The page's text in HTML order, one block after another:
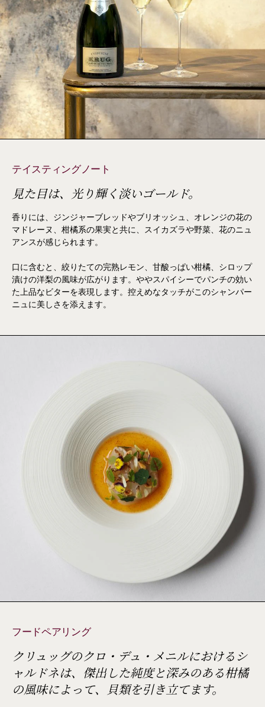
テイスティングノート
見た目は、光り輝く淡いゴールド。
香りには、ジンジャーブレッドやブリオッシュ、オレンジの花の
マドレーヌ、柑橘系の果実と共に、スイカズラや野菜、花のニュ
アンスが感じられます。
口に含むと、絞りたての完熟レモン、甘酸っぱい柑橘、シロップ
漬けの洋梨の風味が広がります。ややスパイシーでパンチの効い
た上品なビターを表現します。控えめなタッチがこのシャンパー
ニュに美しさを添えます。
フードペアリング
クリュッグのクロ・デュ・メニルにおけるシ
ャルドネは、傑出した純度と深みのある柑橘
の風味によって、貝類を引き立てます。